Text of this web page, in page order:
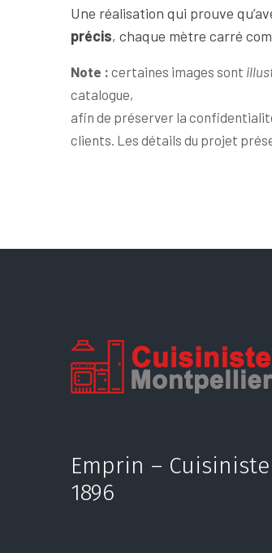
Une réalisation qui prouve
précis, chaque mètre carré
Note : certaines images sont
catalogue,
afin de préserver la
clients. Les détails du projet
Emprin –
1896